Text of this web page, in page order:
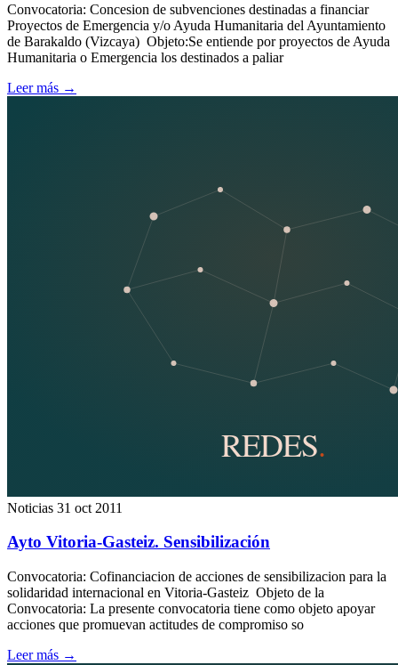
Convocatoria: Concesion de subvenciones destinadas a financiar
Proyectos de Emergencia y/o Ayuda Humanitaria del Ayuntamiento
de Barakaldo (Vizcaya) Objeto:Se entiende por proyectos de Ayuda
Humanitaria o Emergencia los destinados a paliar
Leer más →
Noticias 31 oct 2011
Ayto Vitoria-Gasteiz. Sensibilización
Convocatoria: Cofinanciacion de acciones de sensibilizacion para la
solidaridad internacional en Vitoria-Gasteiz Objeto de la
Convocatoria: La presente convocatoria tiene como objeto apoyar
acciones que promuevan actitudes de compromiso so
Leer más →